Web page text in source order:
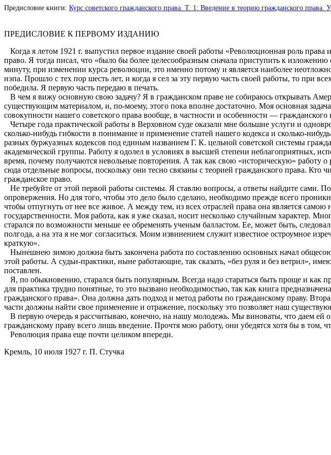
Предисловие книги: Курс советского гражданского права. Т. 1: Введение в теорию гражданского
ПРЕДИСЛОВИЕ К ПЕРВОМУ ИЗДАНИЮ
Когда я летом 1921 г. выпустил первое издание своей работы «Революционная роль
право. Я тогда писал, что «было бы более целесообразным сначала приступить к
минуту, при изменении курса революции, это именно потому и является наиболее
нэпа. Прошло с тех пор шесть лет, и когда я сел за эту первую часть своей работы, то при
победила. Я первую часть передаю в печать.
В чем я вижу основную свою задачу? Я в гражданском праве не собираюсь открывать
существующим материалом, и, по-моему, этого пока вполне достаточно. Моя основная
совокупности нашего советского права вообще, в частности и особенности — гражданского
Четыре года практической работы в Верховном суде оказали мне большие услуги и
сколько-нибудь гибкости в понимание и применение статей нашего кодекса и сколько-
разных буржуазных кодексов под единым названием Г. К. цельной советской системы
академической группы. Работу я одолел в условиях в высшей степени неблагоприятных,
время, почему получаются невольные повторения. А так как свою «историческую» работу
сюда отдельные вопросы, поскольку они тесно связаны с теорией гражданского права.
гражданское право.
Не требуйте от этой первой работы системы. Я ставлю вопросы, а ответы найдите сами.
опровержения. Но для того, чтобы это дело было сделано, необходимо прежде всего
чтобы отпугнуть от нее все живое. А между тем, из всех отраслей права она является
государственности. Моя работа, как я уже сказал, носит несколько случайным характер.
старался по возможности меньше ее обременять ученым балластом. Ее, может быть,
полгода, а на эта я не мог согласиться. Моим извинением служит известное остроумное
краткую».
Нынешнею зимою должна быть закончена работа по составлению основных начал
этой работы. А судьи-практики, ныне работающие, так сказать, «без руля и без ветрил»,
поставлен.
Я, по обыкновению, старался быть популярным. Всегда надо стараться быть проще и как
для практика трудно понятные, то это вызвано необходимостью, так как книга
гражданского права». Она должна дать подход и метод работы по гражданскому праву.
части должны найти свое применение и отражение, поскольку это позволяет наш
В первую очередь я рассчитываю, конечно, на нашу молодежь. Мы виноваты, что даем
гражданскому праву всего лишь введение. Прочтя мою работу, они убедятся хотя бы в том,
Революция права еще почти целиком впереди.
Кремль, 10 июля 1927 г. П. Стучка